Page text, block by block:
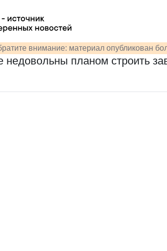
внимание: материал опубликован
недовольны планом строить